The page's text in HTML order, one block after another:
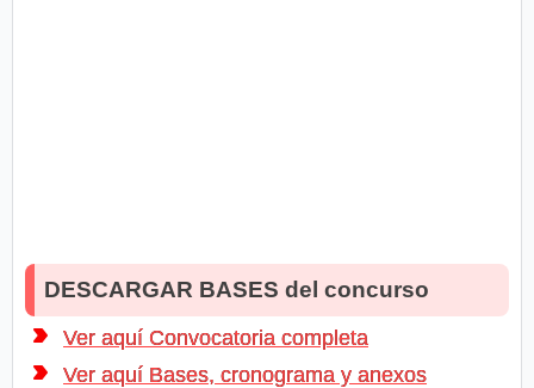
DESCARGAR BASES del concurso
Ver aquí Convocatoria completa
Ver aquí Bases, cronograma y anexos